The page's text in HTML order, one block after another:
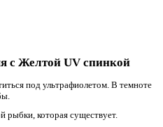
с Желтой UV спинкой
под ультрафиолетом. В темноте
рыбки, которая существует.